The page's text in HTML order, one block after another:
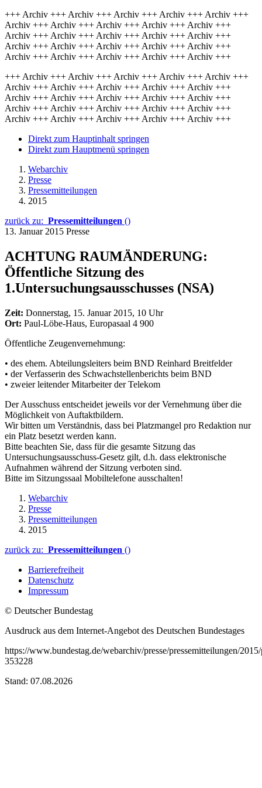
+++ Archiv +++ Archiv +++ Archiv +++ Archiv +++ Archiv +++
Archiv +++ Archiv +++ Archiv +++ Archiv +++ Archiv +++
Archiv +++ Archiv +++ Archiv +++ Archiv +++ Archiv +++
Archiv +++ Archiv +++ Archiv +++ Archiv +++ Archiv +++
Archiv +++ Archiv +++ Archiv +++ Archiv +++ Archiv +++
+++ Archiv +++ Archiv +++ Archiv +++ Archiv +++ Archiv +++
Archiv +++ Archiv +++ Archiv +++ Archiv +++ Archiv +++
Archiv +++ Archiv +++ Archiv +++ Archiv +++ Archiv +++
Archiv +++ Archiv +++ Archiv +++ Archiv +++ Archiv +++
Archiv +++ Archiv +++ Archiv +++ Archiv +++ Archiv +++
Direkt zum Hauptinhalt springen
Direkt zum Hauptmenü springen
Webarchiv
Presse
Pressemitteilungen
2015
zurück zu: Pressemitteilungen ()
13. Januar 2015 Presse
ACHTUNG RAUMÄNDERUNG:
Öffentliche Sitzung des
1.Untersuchungsausschusses (NSA)
Zeit: Donnerstag, 15. Januar 2015, 10 Uhr
Ort: Paul-Löbe-Haus, Europasaal 4 900
Öffentliche Zeugenvernehmung:
• des ehem. Abteilungsleiters beim BND Reinhard Breitfelder
• der Verfasserin des Schwachstellenberichts beim BND
• zweier leitender Mitarbeiter der Telekom
Der Ausschuss entscheidet jeweils vor der Vernehmung über die
Möglichkeit von Auftaktbildern.
Wir bitten um Verständnis, dass bei Platzmangel pro Redaktion nur
ein Platz besetzt werden kann.
Bitte beachten Sie, dass für die gesamte Sitzung das
Untersuchungsausschuss-Gesetz gilt, d.h. dass elektronische
Aufnahmen während der Sitzung verboten sind.
Bitte im Sitzungssaal Mobiltelefone ausschalten!
Webarchiv
Presse
Pressemitteilungen
2015
zurück zu: Pressemitteilungen ()
Barrierefreiheit
Datenschutz
Impressum
© Deutscher Bundestag
Ausdruck aus dem Internet-Angebot des Deutschen Bundestages
https://www.bundestag.de/webarchiv/presse/pressemitteilungen/
353228
Stand: 07.08.2026